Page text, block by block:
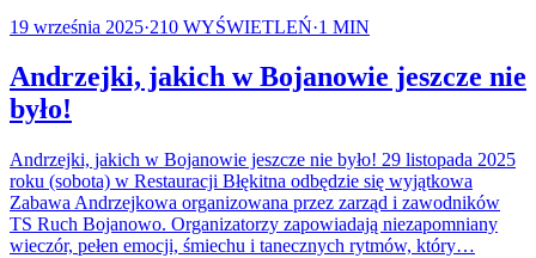
19 września 2025·210 WYŚWIETLEŃ·1 MIN
Andrzejki, jakich w Bojanowie jeszcze nie
było!
Andrzejki, jakich w Bojanowie jeszcze nie było! 29 listopada 2025
roku (sobota) w Restauracji Błękitna odbędzie się wyjątkowa
Zabawa Andrzejkowa organizowana przez zarząd i zawodników
TS Ruch Bojanowo. Organizatorzy zapowiadają niezapomniany
wieczór, pełen emocji, śmiechu i tanecznych rytmów, który…